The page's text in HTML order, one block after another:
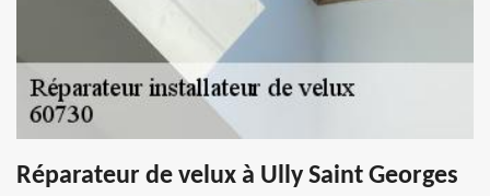
Réparateur de velux à Ully Saint Georges